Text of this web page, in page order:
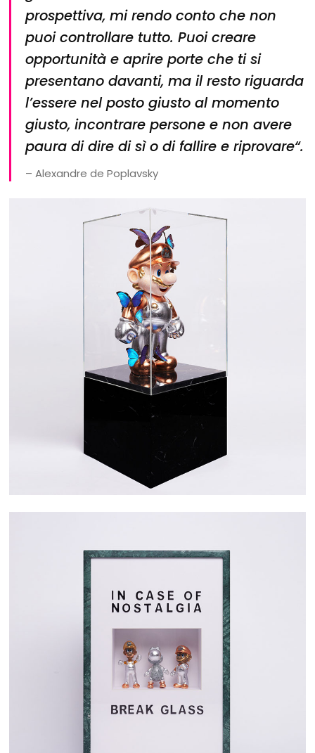
prospettiva, mi rendo conto che non
puoi controllare tutto. Puoi creare
opportunità e aprire porte che ti si
presentano davanti, ma il resto riguarda
l’essere nel posto giusto al momento
giusto, incontrare persone e non avere
paura di dire di sì o di fallire e riprovare“.
– Alexandre de Poplavsky